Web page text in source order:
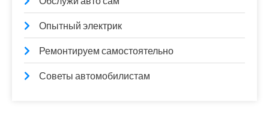
Опытный электрик
Ремонтируем самостоятельно
Советы автомобилистам